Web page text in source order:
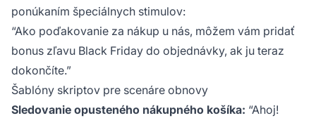
ponúkaním špeciálnych stimulov:
“Ako poďakovanie za nákup u nás, môžem vám pridať
bonus zľavu Black Friday do objednávky, ak ju teraz
dokončíte.”
Šablóny skriptov pre scenáre obnovy
Sledovanie opusteného nákupného košíka: “Ahoj!